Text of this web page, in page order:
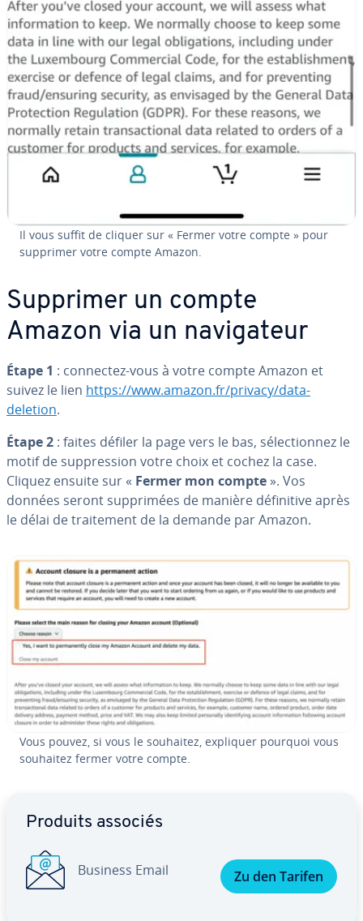
Il vous suffit de cliquer sur « Fermer votre compte » pour
supprimer votre compte Amazon.
Supprimer un compte
Amazon via un na­vi­ga­teur
Étape 1 : connectez-vous à votre compte Amazon et
suivez le lien https://www.amazon.fr/privacy/data-
deletion.
Étape 2 : faites défiler la page vers le bas, sé­lec­tion­nez le
motif de sup­pres­sion votre choix et cochez la case.
Cliquez ensuite sur « Fermer mon compte ». Vos
données seront sup­pri­mées de manière dé­fi­ni­tive après
le délai de trai­te­ment de la demande par Amazon.
Vous pouvez, si vous le souhaitez, expliquer pourquoi vous
souhaitez fermer votre compte.
Produits associés
Business Email Zu den Tarifen